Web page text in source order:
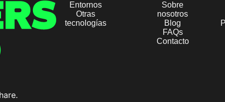
Entornos
Otras
tecnologías
Sobre
nosotros
Blog
FAQs
Contacto